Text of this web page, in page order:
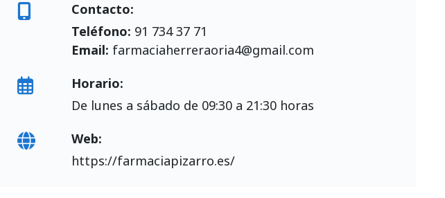
Contacto:
Teléfono: 91 734 37 71
Email: farmaciaherreraoria4@gmail.com
Horario:
De lunes a sábado de 09:30 a 21:30 horas
Web:
https://farmaciapizarro.es/